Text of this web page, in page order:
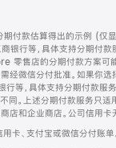
付款估算得出的示例 (仅
银行等，具体支持分期
零售店的分期付款方案
需经微信分付批准。如果
行等，具体支持分期付款
同。上述分期付款服务
商店和企业商店。公司信
卡、支付宝或微信分付账